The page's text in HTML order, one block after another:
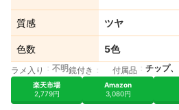
質感 ツヤ
色数 5色
ラメ入り 不明鏡付き 付属品 チップ
楽天市場
2,779円
Amazon
3,080円